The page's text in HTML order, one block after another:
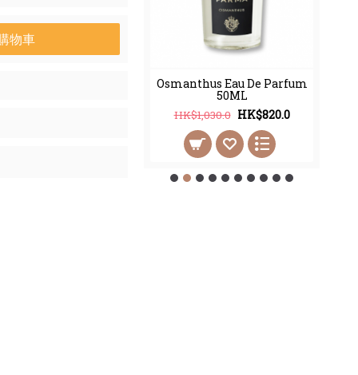
Eau De Parfum Osmanthus Eau De Parfum
50ML
HK$1,030.0 HK$820.0
物車